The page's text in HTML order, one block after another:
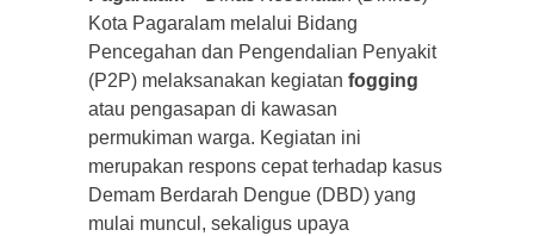
Kota Pagaralam melalui Bidang
Pencegahan dan Pengendalian Penyakit
(P2P) melaksanakan kegiatan fogging
atau pengasapan di kawasan
permukiman warga. Kegiatan ini
merupakan respons cepat terhadap kasus
Demam Berdarah Dengue (DBD) yang
mulai muncul, sekaligus upaya